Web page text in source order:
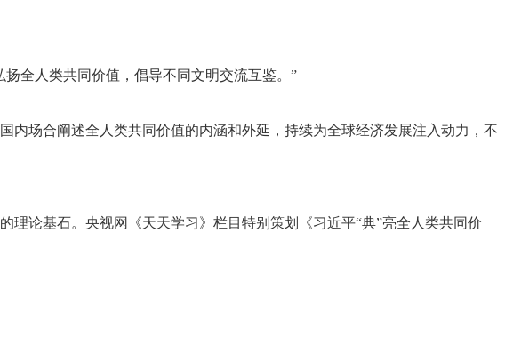
全人类共同价值，倡导不同文明交流互鉴。”
场合阐述全人类共同价值的内涵和外延，持续为全球经济发展注入动力，不
论基石。央视网《天天学习》栏目特别策划《习近平“典”亮全人类共同价